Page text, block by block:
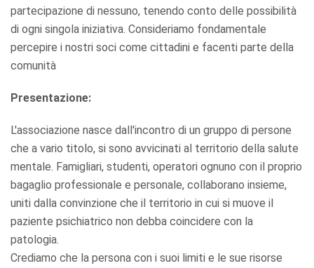
partecipazione di nessuno, tenendo conto delle possibilità
di ogni singola iniziativa. Consideriamo fondamentale
percepire i nostri soci come cittadini e facenti parte della
comunità
Presentazione:
L'associazione nasce dall'incontro di un gruppo di persone
che a vario titolo, si sono avvicinati al territorio della salute
mentale. Famigliari, studenti, operatori ognuno con il proprio
bagaglio professionale e personale, collaborano insieme,
uniti dalla convinzione che il territorio in cui si muove il
paziente psichiatrico non debba coincidere con la
patologia.
Crediamo che la persona con i suoi limiti e le sue risorse